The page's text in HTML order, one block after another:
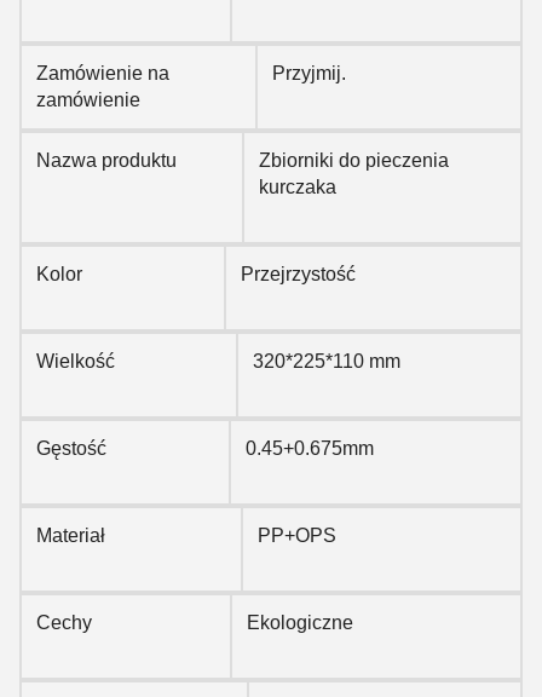
Zamówienie na
zamówienie
Przyjmij.
Nazwa produktu
Zbiorniki do pieczenia
kurczaka
Kolor Przejrzystość
Wielkość 320*225*110 mm
Gęstość 0.45+0.675mm
Materiał PP+OPS
Cechy Ekologiczne